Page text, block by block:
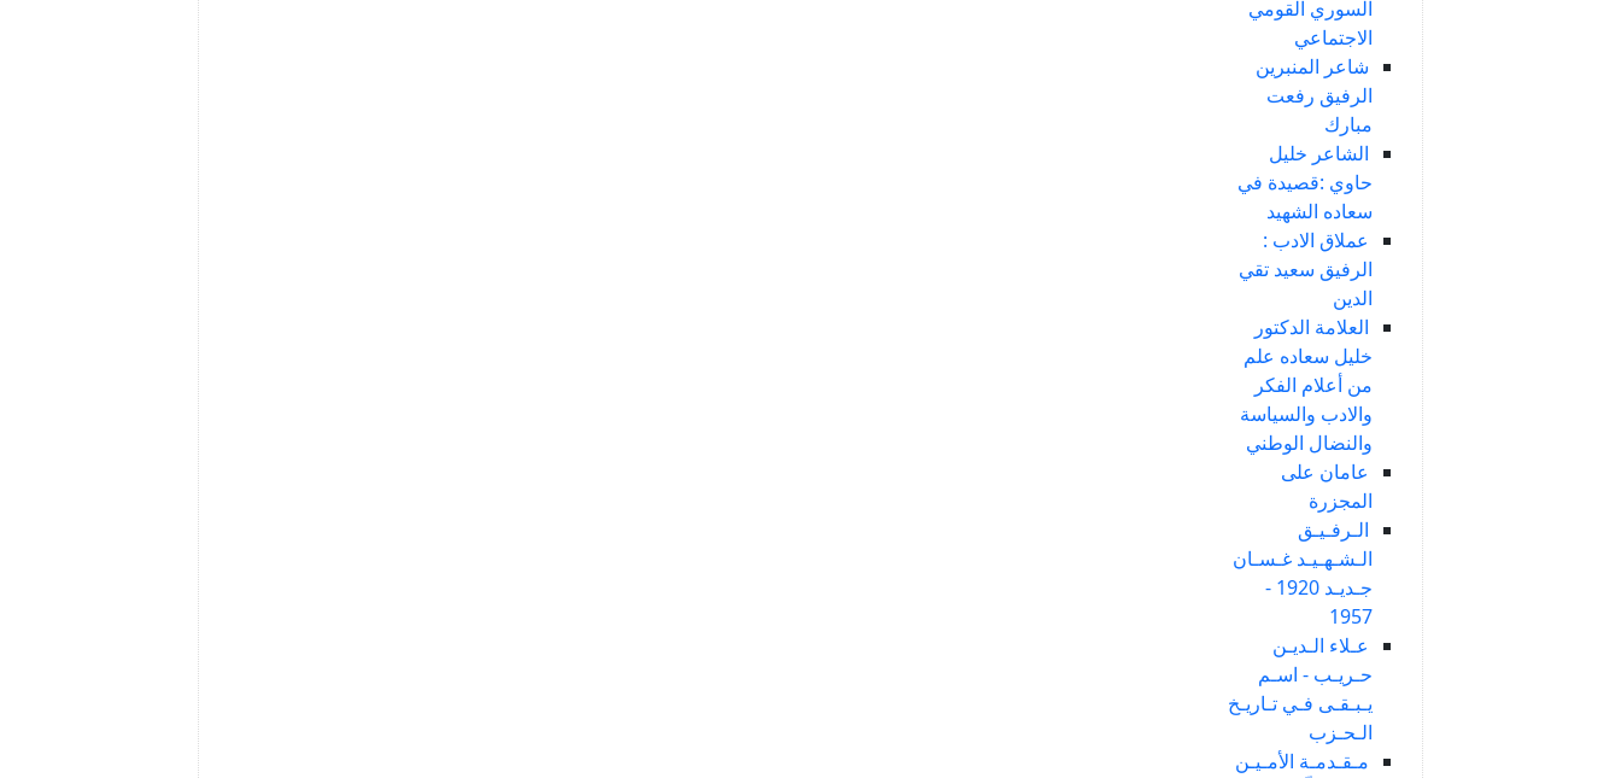
السوري القومي
الاجتماعي
شاعر المنبرين
الرفيق رفعت
مبارك
الشاعر خليل
حاوي :قصيدة في
سعاده الشهيد
عملاق الادب :
الرفيق سعيد تقي
الدين
العلامة الدكتور
خليل سعاده علم
من أعلام الفكر
والادب والسياسة
والنضال الوطني
عامان على
المجزرة
الـرفـيـق
الـشـهـيـد غـسـان
جـديـد 1920 -
1957
عـلاء الـديـن
حـريـب - اسـم
يـبـقـى فـي تـاريـخ
الـحـزب
مـقـدمـة الأمـيـن